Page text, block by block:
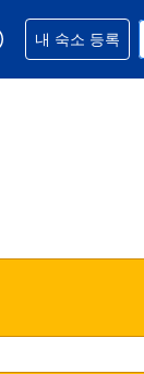
된 통화는 미국
현재 선택된 언어
예약과 관련해 도
내 숙소 등록